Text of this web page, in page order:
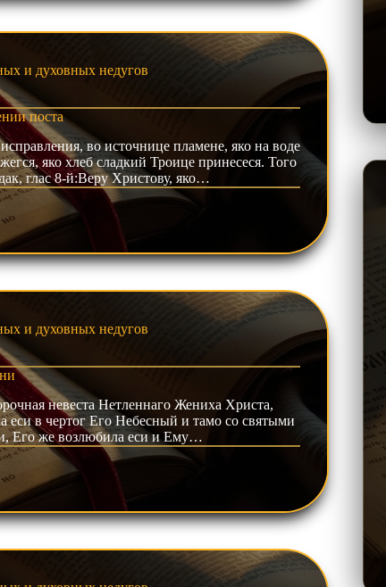
и духовных недугов
поста
во источнице пламене, яко на воде
яко хлеб сладкий Троице принесеся. Того
глас 8-й:Веру Христову, яко…
и духовных недугов
невеста Нетленнаго Жениха Христа,
в чертог Его Небесный и тамо со святыми
Его же возлюбила еси и Ему…